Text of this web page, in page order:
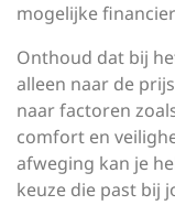
mogelijke
Onthoud dat bij
alleen naar de
naar factoren
comfort en
afweging kan je
keuze die past bij